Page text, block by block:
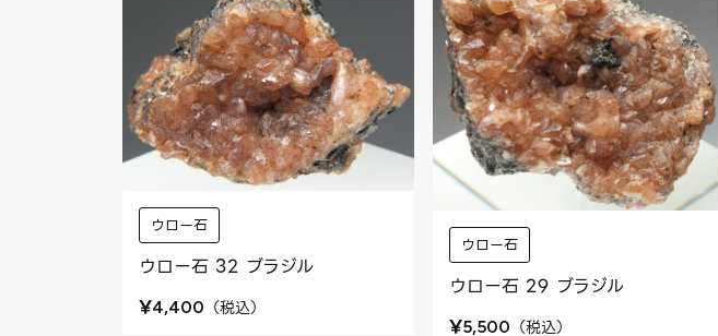
ウロー石
ウロー石 32 ブラジル
¥4,400 （税込）
ウロー石
ウロー石 29 ブラジル
¥5,500 （税込）